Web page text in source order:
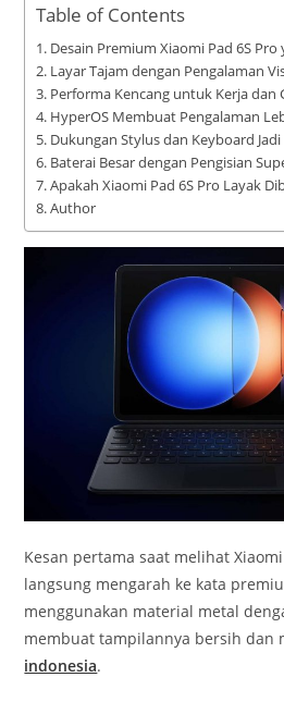
Table of Contents
Desain Premium Xiaomi Pad 6S Pro
Layar Tajam dengan Pengalaman
Performa Kencang untuk Kerja dan
HyperOS Membuat Pengalaman
Dukungan Stylus dan Keyboard
Baterai Besar dengan Pengisian
Apakah Xiaomi Pad 6S Pro Layak
Author
Kesan pertama saat melihat
langsung mengarah ke kata
menggunakan material metal
membuat tampilannya bersih dan
indonesia.